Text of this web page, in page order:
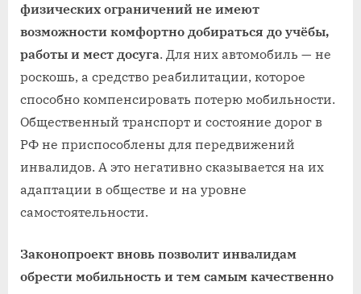
физических ограничений не имеют
возможности комфортно добираться до учёбы,
работы и мест досуга. Для них автомобиль — не
роскошь, а средство реабилитации, которое
способно компенсировать потерю мобильности.
Общественный транспорт и состояние дорог в
РФ не приспособлены для передвижений
инвалидов. А это негативно сказывается на их
адаптации в обществе и на уровне
самостоятельности.
Законопроект вновь позволит инвалидам
обрести мобильность и тем самым качественно